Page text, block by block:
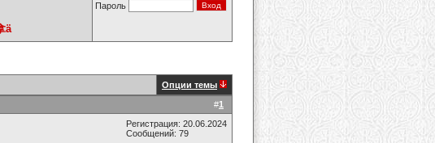
Пароль
ä
Опции темы
#1
Регистрация: 20.06.2024
Сообщений: 79